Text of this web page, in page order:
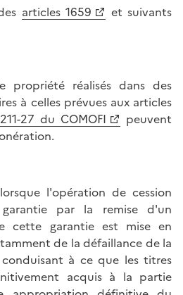
articles 1659
et suivants
propriété réalisés dans des
à celles prévues aux articles
27 du COMOFI
peuvent
l'opération de cession
par la remise d'un
cette garantie est mise en
de la défaillance de la
à ce que les titres
acquis à la partie